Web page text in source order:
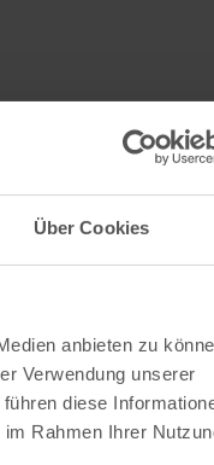
Über Cookies
anbieten zu
Verwendung unserer
diese
Rahmen Ihrer